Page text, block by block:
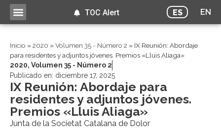
ES EN
TOC Alert
Inicio »2020 »Volumen 35 - Número 2 » IX Reunión: Abordaje
para residentes y adjuntos jóvenes. Premios «Lluis Aliaga»
2020, Volumen 35 - Número 2
Publicado en: diciembre 17, 2025
IX Reunión: Abordaje para
residentes y adjuntos jóvenes.
Premios «Lluis Aliaga»
Junta de la Societat Catalana de Dolor